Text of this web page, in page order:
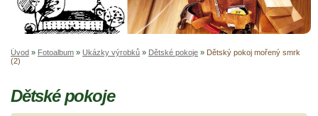
Úvod » Fotoalbum » Ukázky výrobků » Dětské pokoje » Dětský pokoj mořený smrk
(2)
Dětské pokoje